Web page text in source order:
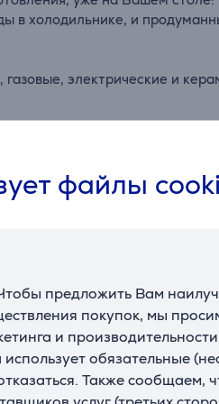
файлы
предложить Вам
покупок, мы
и
обязательные
Также сообщаем,
в холодильнике, и
электрические и
или кастрюли друг в
кастрюля достигает
каждый день!
Специальное